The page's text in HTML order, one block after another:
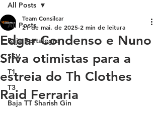
All Posts
Baja Portalegre
SSV
T1
T3
Baja TT Sharish Gin
All Posts
Edgar Condenso e Nuno
Silva otimistas para a
estreia do Th Clothes
Raid Ferraria
Team Consilcar
21 de mai. de 2025 2 min de leitura